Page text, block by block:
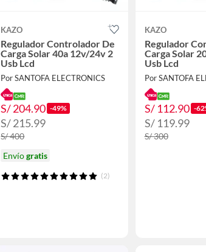
KAZO
Regulador Controlador De
Carga Solar 40a 12v/24v 2
Usb Lcd
Por SANTOFA ELECTRONICS
S/ 204.90 -49%
S/ 215.99
S/ 400
Envíogratis
(2)
KAZO
Regulador
Carga Solar
Usb Lcd
Por SANTOFA
S/ 112.90 -
S/ 119.99
S/ 300